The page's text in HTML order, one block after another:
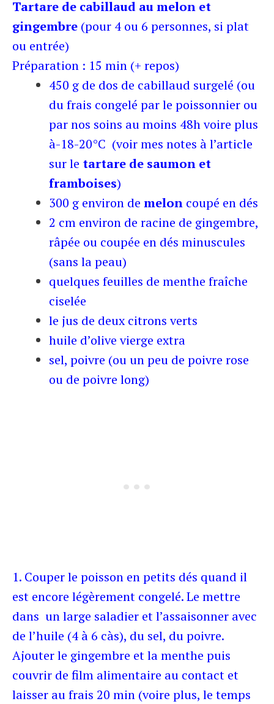
Tartare de cabillaud au melon et
gingembre (pour 4 ou 6 personnes, si plat
ou entrée)
Préparation : 15 min (+ repos)
450 g de dos de cabillaud surgelé (ou
du frais congelé par le poissonnier ou
par nos soins au moins 48h voire plus
à-18-20°C (voir mes notes à l’article
sur le tartare de saumon et
framboises)
300 g environ de melon coupé en dés
2 cm environ de racine de gingembre,
râpée ou coupée en dés minuscules
(sans la peau)
quelques feuilles de menthe fraîche
ciselée
le jus de deux citrons verts
huile d’olive vierge extra
sel, poivre (ou un peu de poivre rose
ou de poivre long)
1. Couper le poisson en petits dés quand il
est encore légèrement congelé. Le mettre
dans un large saladier et l’assaisonner avec
de l’huile (4 à 6 càs), du sel, du poivre.
Ajouter le gingembre et la menthe puis
couvrir de film alimentaire au contact et
laisser au frais 20 min (voire plus, le temps